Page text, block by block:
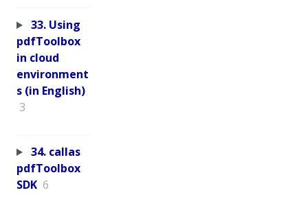
33. Using
pdfToolbox
in cloud
environment
s (in English)
3
34. callas
pdfToolbox
SDK 6